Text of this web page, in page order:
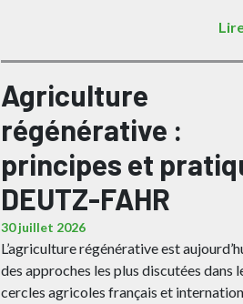
Agriculture
régénérative :
principes et
DEUTZ-FAHR
30 juillet 2026
L’agriculture régénérative est
des approches les plus discutées dans
cercles agricoles français et